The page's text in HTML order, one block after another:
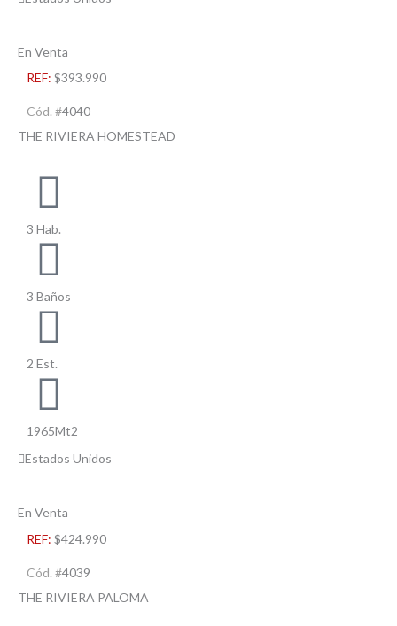
En Venta
REF: $393.990
Cód. #4040
THE RIVIERA HOMESTEAD
3 Hab.
3 Baños
2 Est.
1965Mt2
Estados Unidos
En Venta
REF: $424.990
Cód. #4039
THE RIVIERA PALOMA